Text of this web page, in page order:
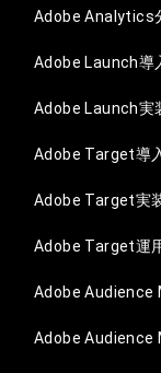
Adobe Analytics
Adobe Launch導
Adobe Launch実
Adobe Target導
Adobe Target実
Adobe Target運
Adobe Audience
Adobe Audience